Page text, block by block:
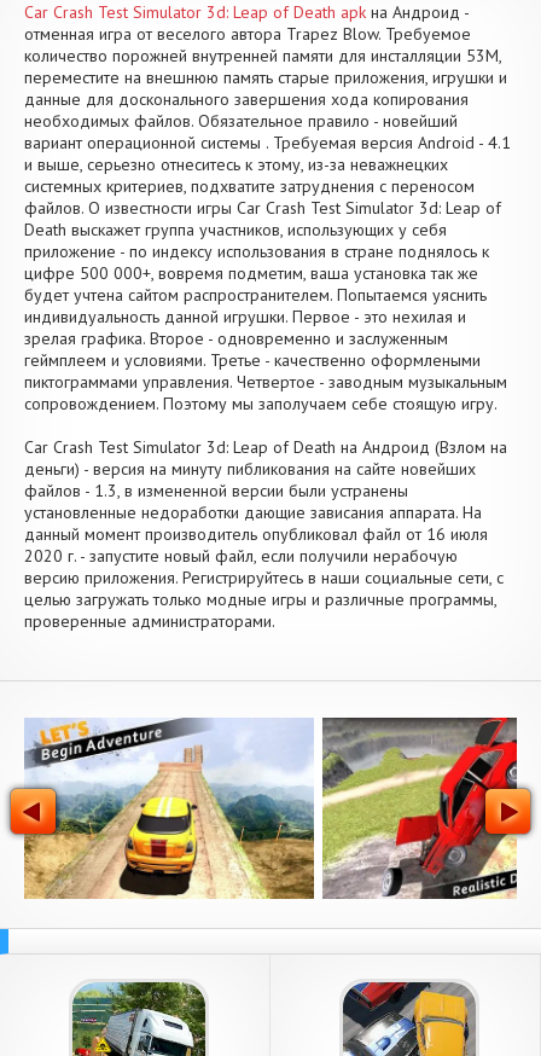
Car Crash Test Simulator 3d: Leap of Death apk на Андроид -
отменная игра от веселого автора Trapez Blow. Требуемое
количество порожней внутренней памяти для инсталляции 53M,
переместите на внешнюю память старые приложения, игрушки и
данные для досконального завершения хода копирования
необходимых файлов. Обязательное правило - новейший
вариант операционной системы . Требуемая версия Android - 4.1
и выше, серьезно отнеситесь к этому, из-за неважнецких
системных критериев, подхватите затруднения с переносом
файлов. О известности игры Car Crash Test Simulator 3d: Leap of
Death выскажет группа участников, использующих у себя
приложение - по индексу использования в стране поднялось к
цифре 500 000+, вовремя подметим, ваша установка так же
будет учтена сайтом распространителем. Попытаемся уяснить
индивидуальность данной игрушки. Первое - это нехилая и
зрелая графика. Второе - одновременно и заслуженным
геймплеем и условиями. Третье - качественно оформлеными
пиктограммами управления. Четвертое - заводным музыкальным
сопровождением. Поэтому мы заполучаем себе стоящую игру.
Car Crash Test Simulator 3d: Leap of Death на Андроид (Взлом на
деньги) - версия на минуту пибликования на сайте новейших
файлов - 1.3, в измененной версии были устранены
установленные недоработки дающие зависания аппарата. На
данный момент производитель опубликовал файл от 16 июля
2020 г. - запустите новый файл, если получили нерабочую
версию приложения. Регистрируйтесь в наши социальные сети, с
целью загружать только модные игры и различные программы,
проверенные администраторами.